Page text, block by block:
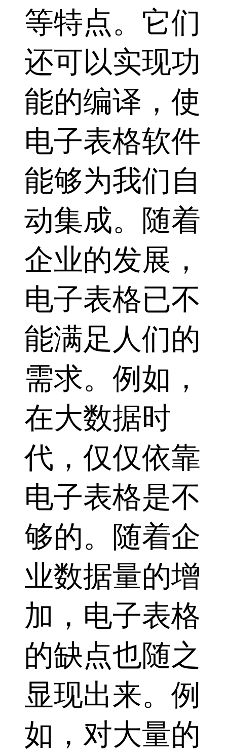
等特点。它们
还可以实现功
能的编译，使
电子表格软件
能够为我们自
动集成。随着
企业的发展，
电子表格已不
能满足人们的
需求。例如，
在大数据时
代，仅仅依靠
电子表格是不
够的。随着企
业数据量的增
加，电子表格
的缺点也随之
显现出来。例
如，对大量的